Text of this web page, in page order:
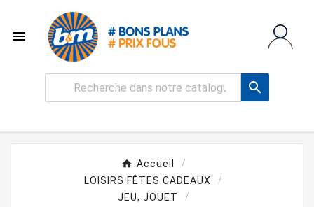


Accueil
LOISIRS FÊTES CADEAUX
JEU, JOUET